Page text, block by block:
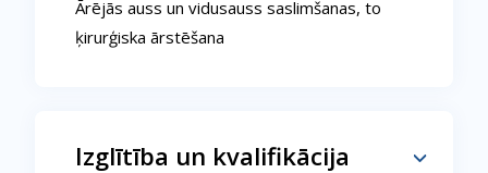
Ārējās auss un vidusauss saslimšanas, to
ķirurģiska ārstēšana
Izglītība un kvalifikācija